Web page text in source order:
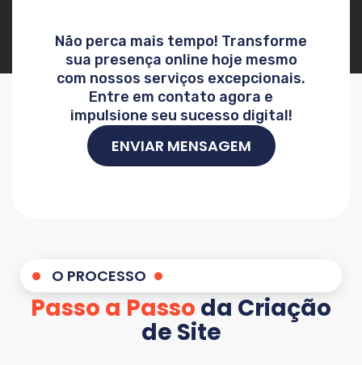
Não perca mais tempo! Transforme
sua presença online hoje mesmo
com nossos serviços excepcionais.
Entre em contato agora e
impulsione seu sucesso digital!
ENVIAR MENSAGEM
O PROCESSO
Passo a Passo da Criação
de Site